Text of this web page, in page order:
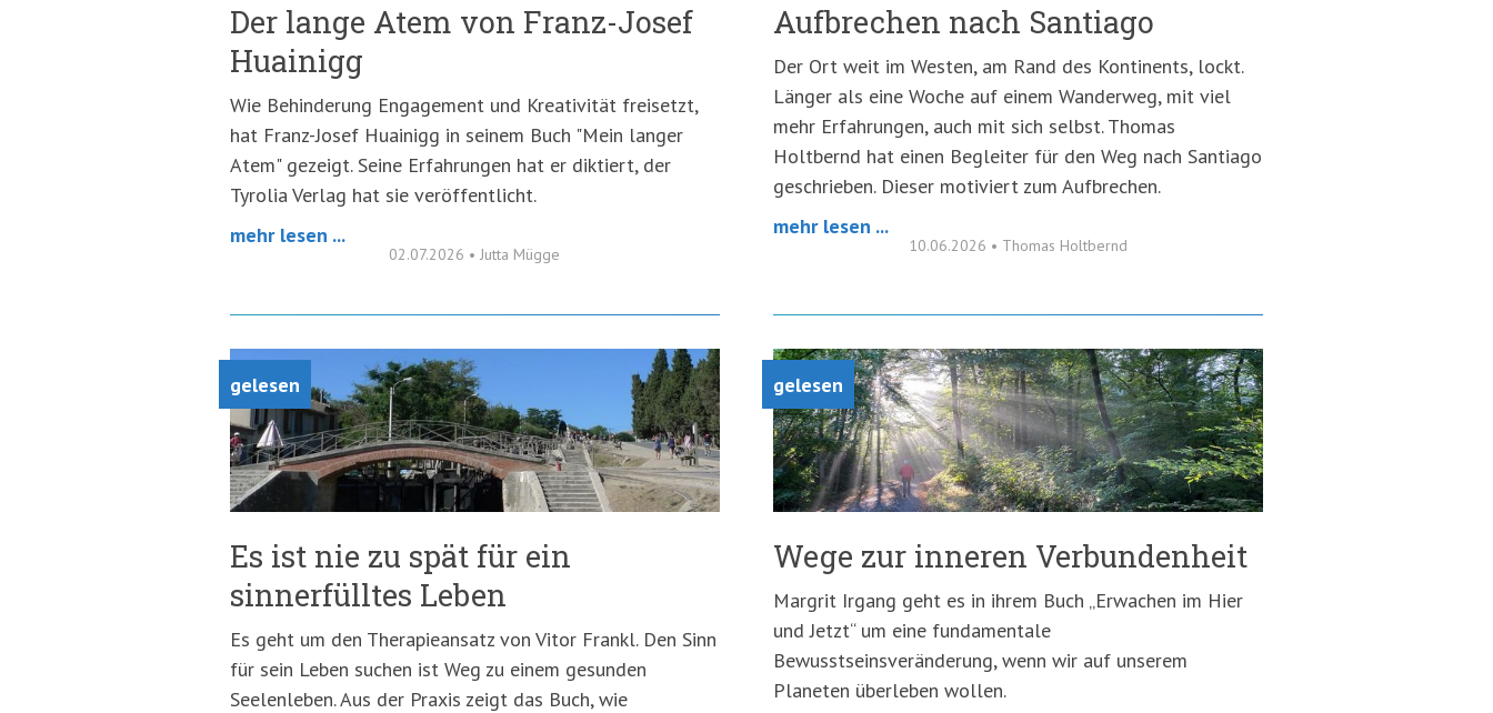
Der lange Atem von Franz-Josef
Huainigg
Wie Behinderung Engagement und Kreativität freisetzt,
hat Franz-Josef Huainigg in seinem Buch "Mein langer
Atem" gezeigt. Seine Erfahrungen hat er diktiert, der
Tyrolia Verlag hat sie veröffentlicht.
mehr lesen ...
02.07.2026 •Jutta Mügge
Aufbrechen nach Santiago
Der Ort weit im Westen, am Rand des Kontinents, lockt.
Länger als eine Woche auf einem Wanderweg, mit viel
mehr Erfahrungen, auch mit sich selbst. Thomas
Holtbernd hat einen Begleiter für den Weg nach Santiago
geschrieben. Dieser motiviert zum Aufbrechen.
mehr lesen ...
10.06.2026 • Thomas Holtbernd
gelesen
Es ist nie zu spät für ein
sinnerfülltes Leben
Es geht um den Therapieansatz von Vitor Frankl. Den Sinn
für sein Leben suchen ist Weg zu einem gesunden
Seelenleben. Aus der Praxis zeigt das Buch, wie
gelesen
Wege zur inneren Verbundenheit
Margrit Irgang geht es in ihrem Buch „Erwachen im Hier
und Jetzt“ um eine fundamentale
Bewusstseinsveränderung, wenn wir auf unserem
Planeten überleben wollen.